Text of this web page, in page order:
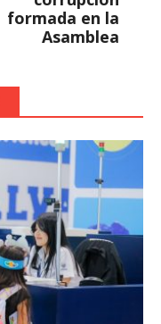
formada en la
Asamblea